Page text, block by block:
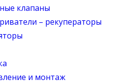
клапаны
– рекуператоры
и монтаж